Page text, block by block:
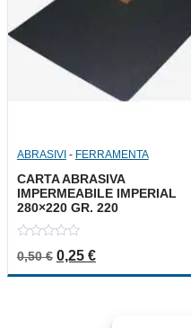
ABRASIVI - FERRAMENTA
CARTA ABRASIVA
IMPERMEABILE IMPERIAL
280×220 GR. 220
out
0,50€ Il prezzo originale
0,25 €Il prezzo